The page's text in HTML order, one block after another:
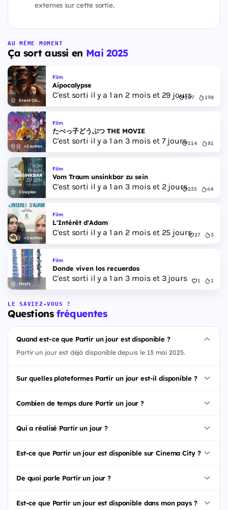
externes sur cette sortie.
AU MÊME MOMENT
Ça sort aussi en Mai 2025
Event Cinemas
Film
Aipocalypse
C'est sorti il y a 1 an 2 mois et 29 jours
207 198
+2 autres
Film
たべっ子どうぶつ THE MOVIE
C'est sorti il y a 1 an 3 mois et 7 jours 114 81
Cineplex
Film
Vom Traum unsinkbar zu sein
C'est sorti il y a 1 an 3 mois et 2 jours233 64
+2 autres
Film
L'Intérêt d'Adam
C'est sorti il y a 1 an 2 mois et 25 jours 27 3
Hoyts
Film
Donde viven los recuerdos
C'est sorti il y a 1 an 3 mois et 3 jours 1 1
LE SAVIEZ-VOUS ?
Questionsfréquentes
Quand est-ce que Partir un jour est disponible ?
Partir un jour est déjà disponible depuis le 13 mai 2025.
Sur quelles plateformes Partir un jour est-il disponible ?
Combien de temps dure Partir un jour ?
Qui a réalisé Partir un jour ?
Est-ce que Partir un jour est disponible sur Cinema City ?
De quoi parle Partir un jour ?
Est-ce que Partir un jour est disponible dans mon pays ?